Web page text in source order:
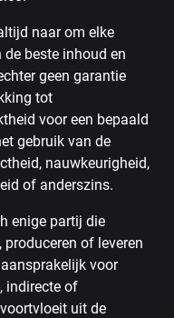
naar om elke
beste inhoud en
geen garantie
tot
voor een bepaald
gebruik van de
nauwkeurigheid,
of anderszins.
enige partij die
produceren of leveren
voor
indirecte of
uit de